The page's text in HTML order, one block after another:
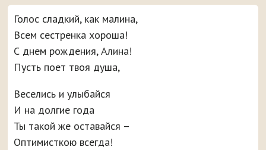
Голос сладкий, как малина,
Всем сестренка хороша!
С днем рождения, Алина!
Пусть поет твоя душа,
Веселись и улыбайся
И на долгие года
Ты такой же оставайся –
Оптимисткою всегда!